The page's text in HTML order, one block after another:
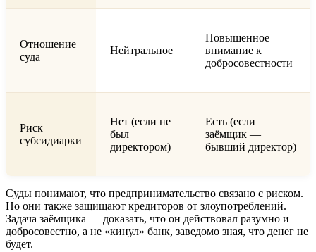
Отношение
суда
Нейтральное
Повышенное
внимание к
добросовестности
Риск
субсидиарки
Нет (если не
был
директором)
Есть (если
заёмщик —
бывший директор)
Суды понимают, что предпринимательство связано с риском.
Но они также защищают кредиторов от злоупотреблений.
Задача заёмщика — доказать, что он действовал разумно и
добросовестно, а не «кинул» банк, заведомо зная, что денег не
будет.